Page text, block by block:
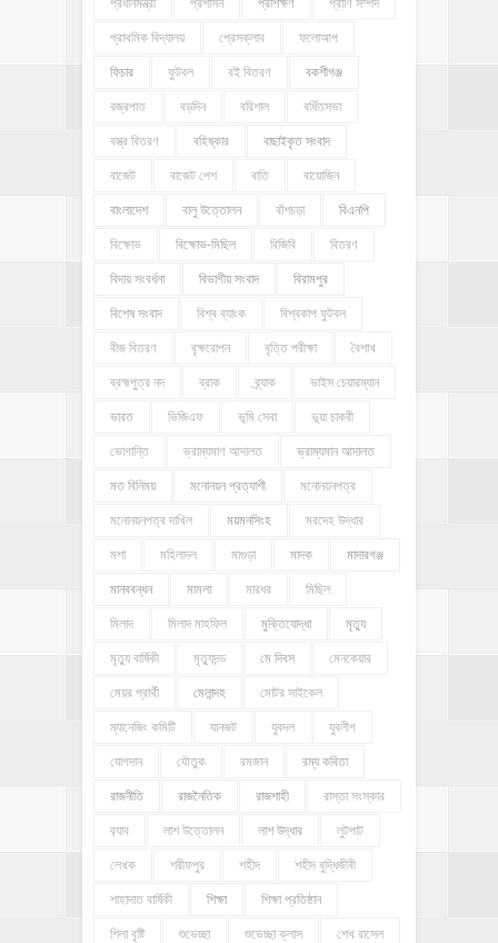
প্রধানমন্ত্রী প্রশাসন প্রশিক্ষণ প্রাণি সম্পদ
প্রাথমিক বিদ্যালয় প্রেসক্লাব ফলোআপ
ফিচার ফুটবল বই বিতরণ বকশীগঞ্জ
বজ্রপাত বড়দিন বরিশাল বর্ধিতসভা
বস্ত্র বিতরণ বহিষ্কার বাছাইকৃত সংবাদ
বাজেট বাজেট পেশ বাতি বায়োজিন
বাংলাদেশ বালু উত্তোলন বাঁশচড়া বিএনপি
বিক্ষোভ বিক্ষোভ-মিছিল বিজিবি বিতরণ
বিদায় সংবর্ধনা বিভাগীয় সংবাদ বিরামপুর
বিশেষ সংবাদ বিশ্ব ব্যাংক বিশ্বকাপ ফুটবল
বীজ বিতরণ বৃক্ষরোপন বৃত্তি পরীক্ষা বৈশাখ
ব্রহ্মপুত্র নদ ব্রাক ব্র্যাক ভাইস চেয়ারম্যান
ভারত ভিজিএফ ভূমি সেবা ভূয়া চাকরী
ভোগান্তি ভ্রাম্যমাণ আদালত ভ্রাম্যমান আদালত
মত বিনিময় মনোনয়ন প্রত্যাশী মনোনয়নপত্র
মনোনয়নপত্র দাখিল ময়মনসিংহ মরদেহ উদ্ধার
মশা মহিলাদল মাগুড়া মাদক মাদারগঞ্জ
মানববন্ধন মামলা মারধর মিছিল
মিলাদ মিলাদ মাহফিল মুক্তিযোদ্ধা মৃত্যু
মৃত্যু বার্ষিকী মৃত্যুদন্ড মে দিবস মেনকেয়ার
মেয়র প্রার্থী মেলান্দহ মোটর সাইকেল
ম্যানেজিং কমিটি যানজট যুবদল যুবলীগ
যোগদান যৌতুক রমজান রম্য কবিতা
রাজনীতি রাজনৈতিক রাজশাহী রাস্তা সংস্কার
র‍্যাব লাশ উত্তোলন লাশ উদ্ধার লুটপাট
লেখক শরীফপুর শহীদ শহীদ বুদ্ধিজীবী
শাহাদাত বার্ষিকী শিক্ষা শিক্ষা প্রতিষ্ঠান
শিলা বৃষ্টি শুভেচ্ছা শুভেচ্ছা ক্লাস শেখ রাসেল